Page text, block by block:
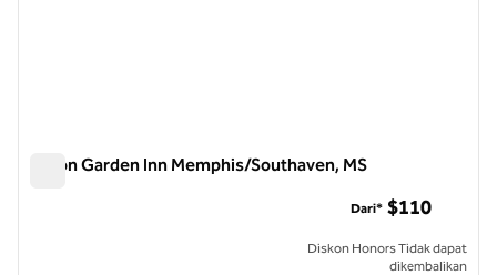
Hilton Garden Inn Memphis/Southaven, MS
Dari* $110
Diskon Honors Tidak dapat
dikembalikan